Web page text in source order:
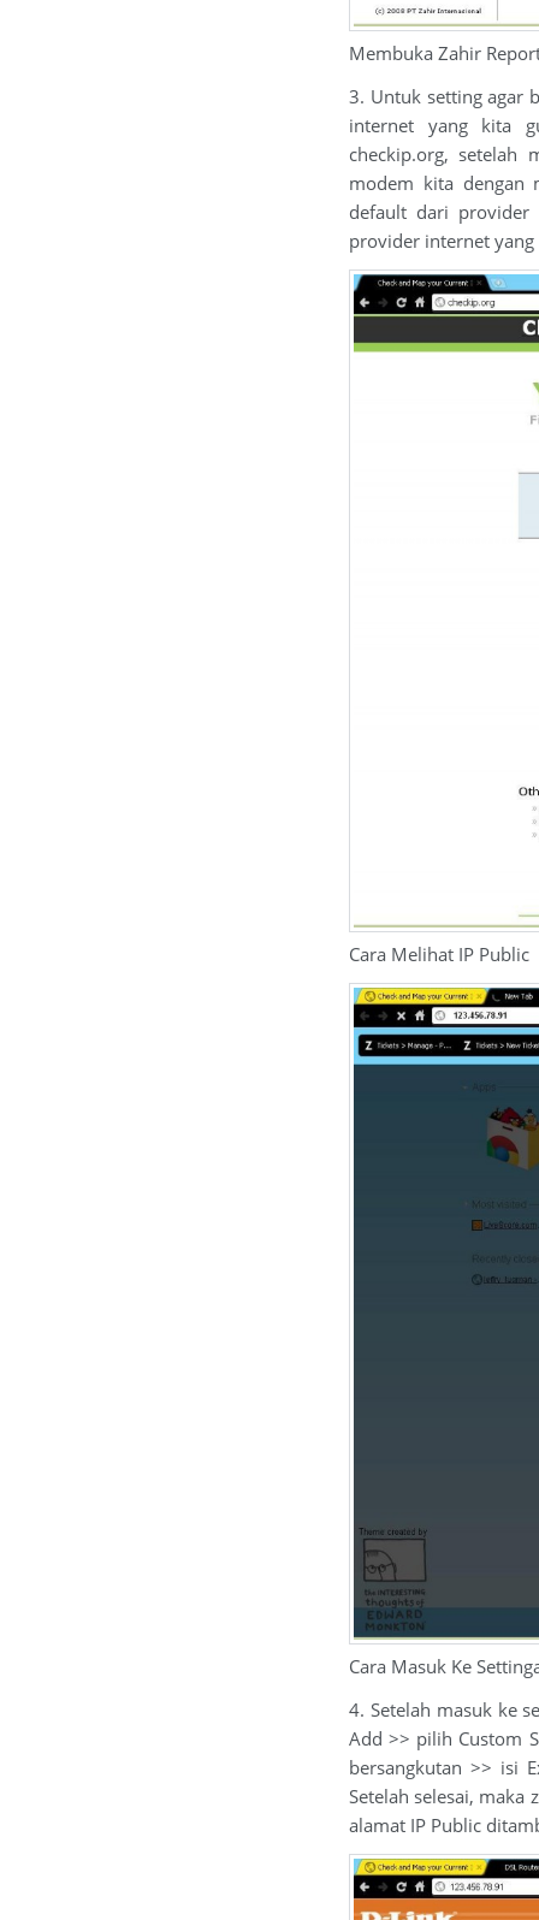
Membuka Zahir
3. Untuk setting agar
internet yang kita
checkip.org, setelah
modem kita dengan
default dari provider
provider internet yang
Cara Melihat IP Public
Cara Masuk Ke
4. Setelah masuk ke
Add >> pilih Custom
bersangkutan >> isi
Setelah selesai,
alamat IP Public